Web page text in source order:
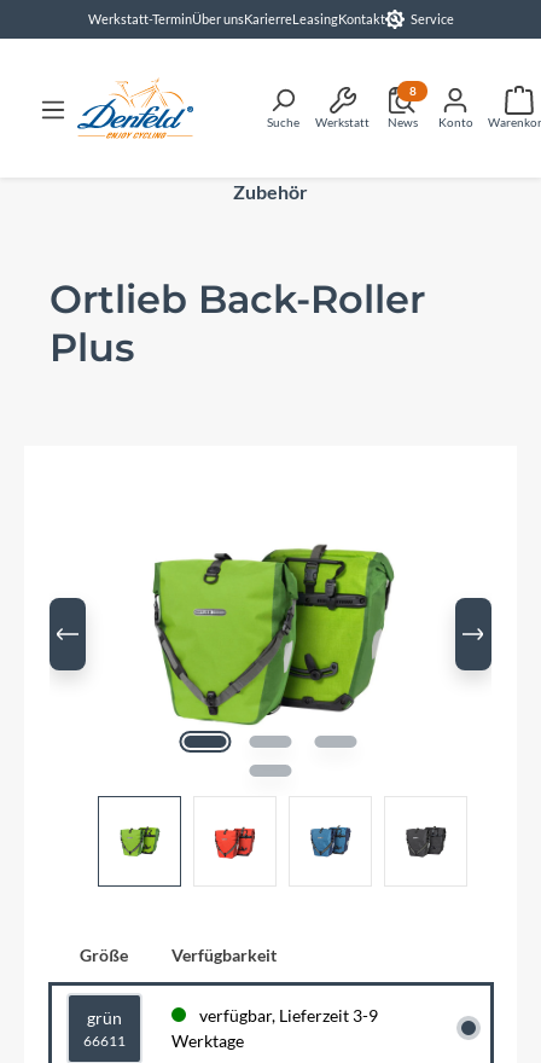
springenWerkstatt-TerminÜber unsKarierreLeasingKontakt Service
Suche Werkstatt News
8
Konto
Zubehör
Ortlieb Back-Roller
Plus
Größe Verfügbarkeit
grün
66611
verfügbar, Lieferzeit 3-9
Werktage